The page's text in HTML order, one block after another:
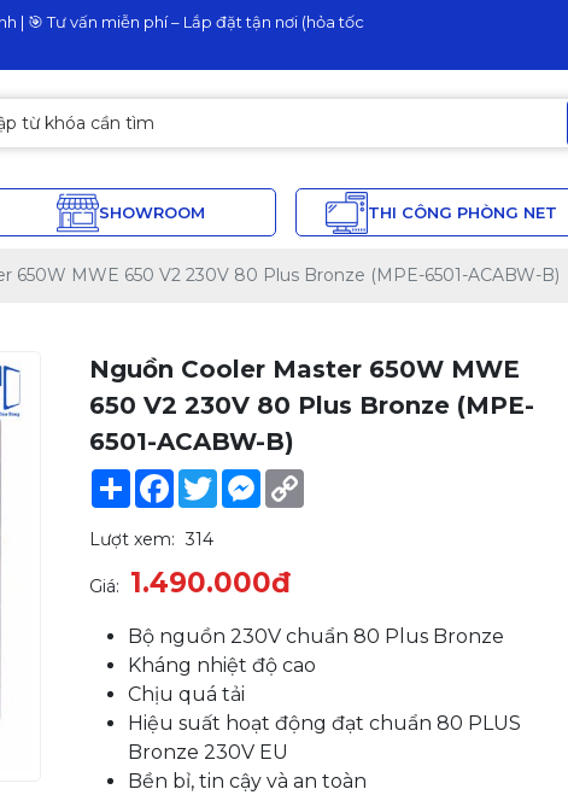
| 🎯 Tư vấn miễn phí – Lắp đặt tận nơi (hỏa tốc
SHOWROOM THI CÔNG PHÒNG NET
650W MWE 650 V2 230V 80 Plus Bronze (MPE-6501-ACABW-B)
Nguồn Cooler Master 650W MWE
650 V2 230V 80 Plus Bronze (MPE-
6501-ACABW-B)
ShareFacebook
TwitterMessenger
Lượt xem: 314
Giá: 1.490.000đ
Bộ nguồn 230V chuẩn 80 Plus Bronze
Kháng nhiệt độ cao
Chịu quá tải
Hiệu suất hoạt động đạt chuẩn 80 PLUS
Bronze 230V EU
Bền bỉ, tin cậy và an toàn